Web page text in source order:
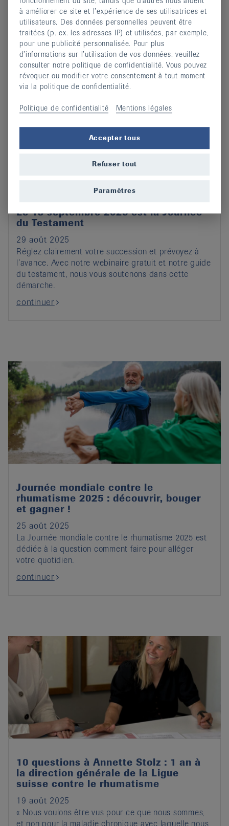
Invitation au concours d'écriture de EULAR.
continuer
Le 13 septembre 2025 est la Journée
du Testament
29 août 2025
Réglez clairement votre succession et prévoyez à
l’avance. Avec notre webinaire gratuit et notre guide
du testament, nous vous soutenons dans cette
démarche.
continuer
Journée mondiale contre le
rhumatisme 2025 : découvrir, bouger
et gagner !
25 août 2025
La Journée mondiale contre le rhumatisme 2025 est
dédiée à la question comment faire pour alléger
votre quotidien.
continuer
10 questions à Annette Stolz : 1 an à
la direction générale de la Ligue
suisse contre le rhumatisme
19 août 2025
« Nous voulons être vus pour ce que nous sommes,
et non pour la maladie chronique avec laquelle nous
à améliorer ce site et l’expérience de ses utilisatrices et
utilisateurs. Des données personnelles peuvent être
traitées (p. ex. les adresses IP) et utilisées, par exemple,
pour une publicité personnalisée. Pour plus
d’informations sur l’utilisation de vos données, veuillez
consulter notre politique de confidentialité. Vous pouvez
révoquer ou modifier votre consentement à tout moment
via la politique de confidentialité.
Politique de confidentialité Mentions légales
Accepter tous
Refuser tout
Paramètres